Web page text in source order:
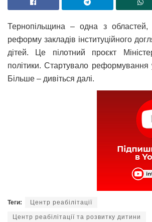
Тернопільщина – одна з областей,
реформу закладів інституційного
дітей. Це пілотний проєкт
політики. Стартувало реформування
Більше – дивіться далі.
Теги: Центр реабілітації
Центр реабілітації та розвитку дитини